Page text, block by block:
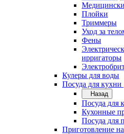
Плойки
Триммеры
Уход за
Фены
ирригаторы
Кулеры для воды
Посуда для кухни
Назад
Посуда для
Кухонные
Посуда для
Приготовление